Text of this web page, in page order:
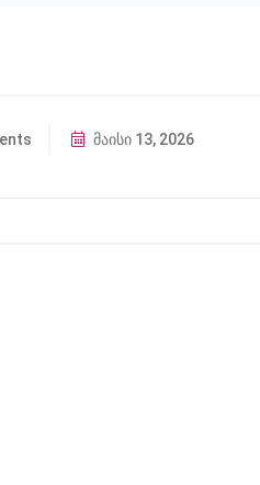
მაისი 13, 2026